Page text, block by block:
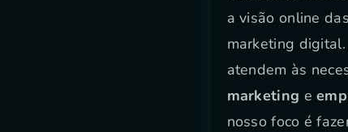
a visão online
marketing
atendem às
marketing e
nosso foco é